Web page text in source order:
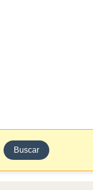
Buscar